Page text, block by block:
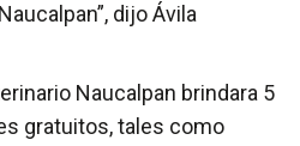
dijo Ávila
Naucalpan brindara 5
gratuitos, tales como